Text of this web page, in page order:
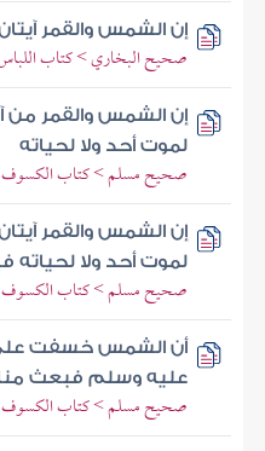
إن الشمس والقمر
صحيح البخاري > كتاب
إن الشمس والقمر من
لموت أحد ولا لحياته
صحيح مسلم > كتاب
إن الشمس والقمر
لموت أحد ولا لحياته
صحيح مسلم > كتاب
أن الشمس خسفت على
عليه وسلم فبعث
صحيح مسلم > كتاب